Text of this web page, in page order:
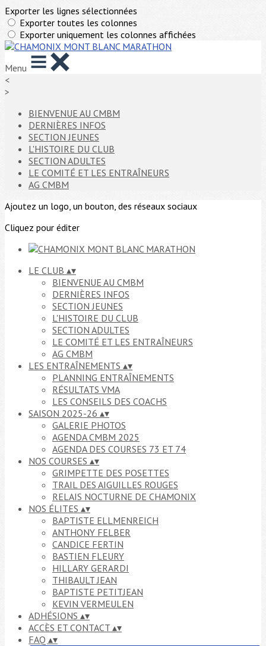
Exporter les lignes sélectionnées
Exporter toutes les colonnes
Exporter uniquement les colonnes affichées
Menu
<
>
BIENVENUE AU CMBM
DERNIÈRES INFOS
SECTION JEUNES
L'HISTOIRE DU CLUB
SECTION ADULTES
LE COMITÉ ET LES ENTRAÎNEURS
AG CMBM
Ajoutez un logo, un bouton, des réseaux sociaux
Cliquez pour éditer
LE CLUB ▴▾
BIENVENUE AU CMBM
DERNIÈRES INFOS
SECTION JEUNES
L'HISTOIRE DU CLUB
SECTION ADULTES
LE COMITÉ ET LES ENTRAÎNEURS
AG CMBM
LES ENTRAÎNEMENTS ▴▾
PLANNING ENTRAÎNEMENTS
RÉSULTATS VMA
LES CONSEILS DES COACHS
SAISON 2025-26 ▴▾
GALERIE PHOTOS
AGENDA CMBM 2025
AGENDA DES COURSES 73 ET 74
NOS COURSES ▴▾
GRIMPETTE DES POSETTES
TRAIL DES AIGUILLES ROUGES
RELAIS NOCTURNE DE CHAMONIX
NOS ÉLITES ▴▾
BAPTISTE ELLMENREICH
ANTHONY FELBER
CANDICE FERTIN
BASTIEN FLEURY
HILLARY GERARDI
THIBAULT JEAN
BAPTISTE PETITJEAN
KEVIN VERMEULEN
ADHÉSIONS ▴▾
ACCÈS ET CONTACT ▴▾
FAQ ▴▾